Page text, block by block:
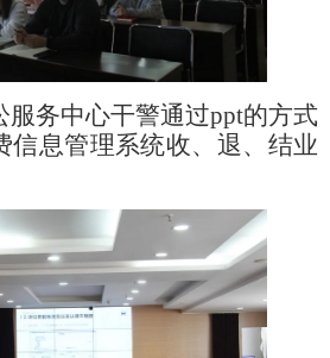
服务中心干警通过ppt的方式
信息管理系统收、退、结业